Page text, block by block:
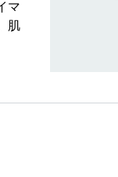
マ
肌